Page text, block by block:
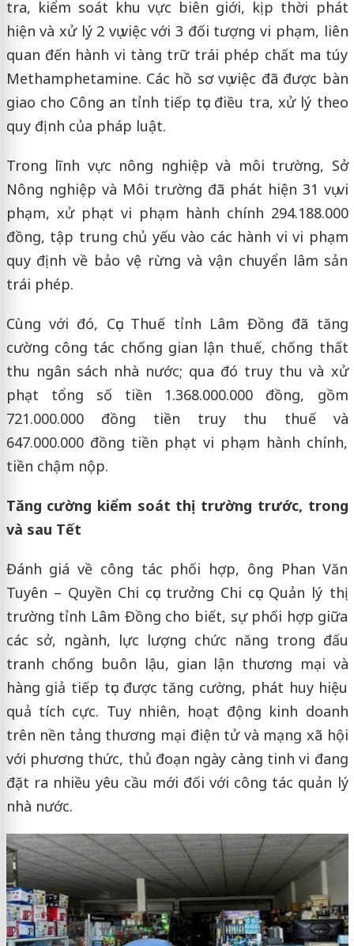
tra, kiểm soát khu vực biên giới, kịp thời phát
hiện và xử lý 2 vụ việc với 3 đối tượng vi phạm, liên
quan đến hành vi tàng trữ trái phép chất ma túy
Methamphetamine. Các hồ sơ vụ việc đã được bàn
giao cho Công an tỉnh tiếp tục điều tra, xử lý theo
quy định của pháp luật.
Trong lĩnh vực nông nghiệp và môi trường, Sở
Nông nghiệp và Môi trường đã phát hiện 31 vụ vi
phạm, xử phạt vi phạm hành chính 294.188.000
đồng, tập trung chủ yếu vào các hành vi vi phạm
quy định về bảo vệ rừng và vận chuyển lâm sản
trái phép.
Cùng với đó, Cục Thuế tỉnh Lâm Đồng đã tăng
cường công tác chống gian lận thuế, chống thất
thu ngân sách nhà nước; qua đó truy thu và xử
phạt tổng số tiền 1.368.000.000 đồng, gồm
721.000.000 đồng tiền truy thu thuế và
647.000.000 đồng tiền phạt vi phạm hành chính,
tiền chậm nộp.
Tăng cường kiểm soát thị trường trước, trong
và sau Tết
Đánh giá về công tác phối hợp, ông Phan Văn
Tuyên – Quyền Chi cục trưởng Chi cục Quản lý thị
trường tỉnh Lâm Đồng cho biết, sự phối hợp giữa
các sở, ngành, lực lượng chức năng trong đấu
tranh chống buôn lậu, gian lận thương mại và
hàng giả tiếp tục được tăng cường, phát huy hiệu
quả tích cực. Tuy nhiên, hoạt động kinh doanh
trên nền tảng thương mại điện tử và mạng xã hội
với phương thức, thủ đoạn ngày càng tinh vi đang
đặt ra nhiều yêu cầu mới đối với công tác quản lý
nhà nước.